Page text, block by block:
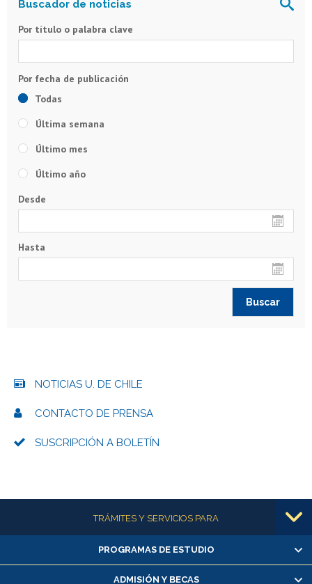
Por título o palabra clave
Todas
Última semana
Último mes
Último año
Desde
Hasta
NOTICIAS U. DE CHILE
CONTACTO DE PRENSA
SUSCRIPCIÓN A BOLETÍN
Más informaciónTRÁMITES Y SERVICIOS PARA
Alumnas/os y exalumnas/os
Matrícula en línea
PROGRAMAS DE ESTUDIO
ADMISIÓN Y BECAS